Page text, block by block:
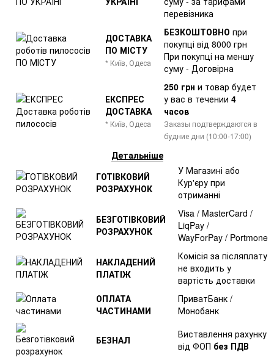
перевізника
ДОСТАВКА
ПО МІСТУ
* Київ, Одеса
БЕЗКОШТОВНО при
покупці від 8000 грн
При покупці на меншу
суму - Договірна
ЕКСПРЕС
ДОСТАВКА
* Київ, Одеса
250 грн и товар будет
у вас в течении 4
часов
Заказы подтверждаются в
будние дни (10:00-17:00)
Детальніше
ГОТІВКОВИЙ
РОЗРАХУНОК
У Магазині або
Кур'єру при
отриманні
БЕЗГОТІВКОВИЙ
РОЗРАХУНОК
Visa / MasterCard /
LiqPay /
WayForPay / Portmone
НАКЛАДЕНИЙ
ПЛАТІЖ
Комісія за післяплату
не входить у
вартість доставки
ОПЛАТА
ЧАСТИНАМИ
ПриватБанк /
Монобанк
БЕЗНАЛ
Виставлення рахунку
від ФОП без ПДВ